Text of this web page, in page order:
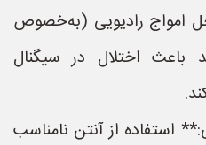
امواج رادیویی (به‌خصوص
اختلال در سیگنال
استفاده از آنتن نامناسب